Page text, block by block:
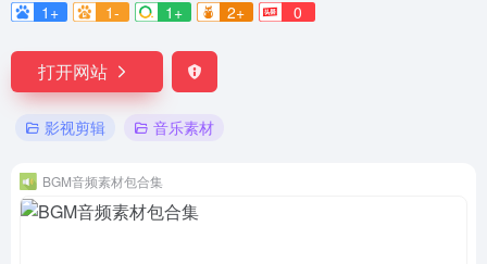
1+
1- 1+ 2+ 0
打开网站
影视剪辑 音乐素材
BGM音频素材包合集